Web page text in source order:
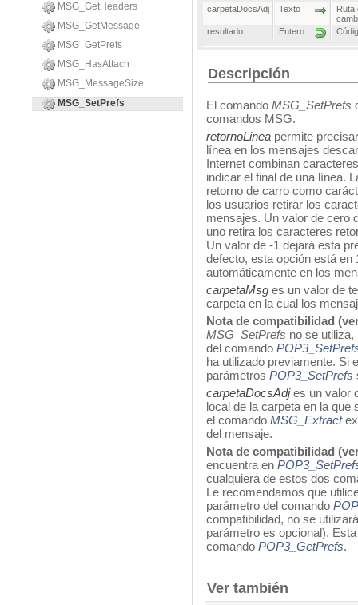
MSG_GetHeaders
MSG_GetMessage
MSG_GetPrefs
MSG_HasAttach
MSG_MessageSize
MSG_SetPrefs
carpetaDocsAdj
Texto
Ruta
resultado
Entero
Descripción
El comando MSG_SetPrefs
comandos MSG.
retornoLinea permite
línea en los mensajes
Internet combinan
indicar el final de una línea.
retorno de carro como
los usuarios retirar los
mensajes. Un valor de cero
uno retira los caracteres
Un valor de -1 dejará esta
defecto, esta opción está
automáticamente en los
carpetaMsg es un valor de
carpeta en la cual los
Nota de compatibilidad
MSG_SetPrefs no se
del comando
ha utilizado previamente. Si
parámetros POP3_SetPrefs
carpetaDocsAdjes un valor
local de la carpeta en la
el comando MSG_Extract
del mensaje.
Nota de compatibilidad
encuentra en
cualquiera de estos dos
Le recomendamos que
parámetro del comando
compatibilidad, no se
parámetro es opcional).
comando POP3_GetPrefs.
Ver también